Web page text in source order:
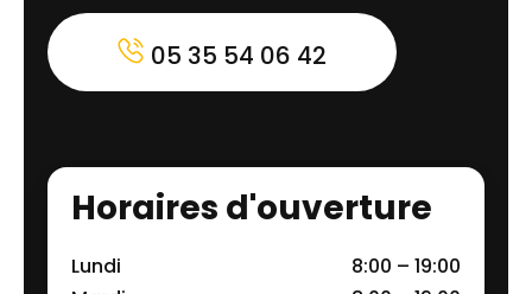
05 35 54 06 42
Horaires d'ouverture
Lundi
8:00 – 19:00